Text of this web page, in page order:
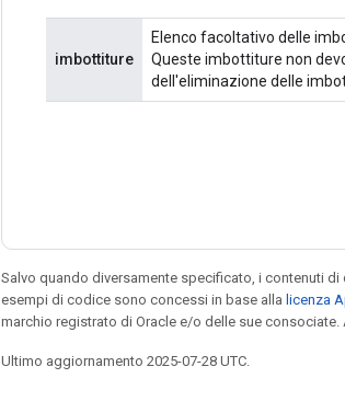
imbottiture
Elenco facoltativo delle
Queste imbottiture non
dell'eliminazione delle
Salvo quando diversamente specificato, i contenuti
esempi di codice sono concessi in base alla licenza
marchio registrato di Oracle e/o delle sue
Ultimo aggiornamento 2025-07-28 UTC.